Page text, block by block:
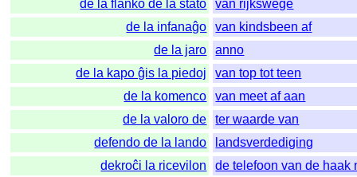
de la flanko de la ŝtato
van rijkswege
de la infanaĝo
van kindsbeen af
de la jaro
anno
de la kapo ĝis la piedoj
van top tot teen
de la komenco
van meet af aan
de la valoro de
ter waarde van
defendo de la lando
landsverdediging
dekroĉi la ricevilon
de telefoon van de haak